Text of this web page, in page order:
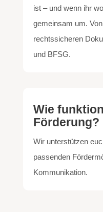
ist – und wenn ihr
gemeinsam um.
rechtssicheren
und BFSG.
Wie
Förderung?
Wir unterstützen
passenden
Kommunikation.